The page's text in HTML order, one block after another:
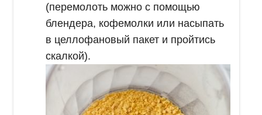
(перемолоть можно с помощью
блендера, кофемолки или насыпать
в целлофановый пакет и пройтись
скалкой).